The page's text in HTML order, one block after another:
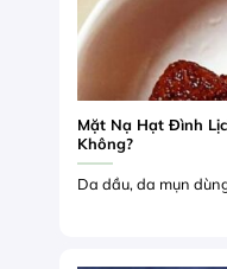
Mặt Nạ Hạt Đình
Không?
Da dầu, da mụn